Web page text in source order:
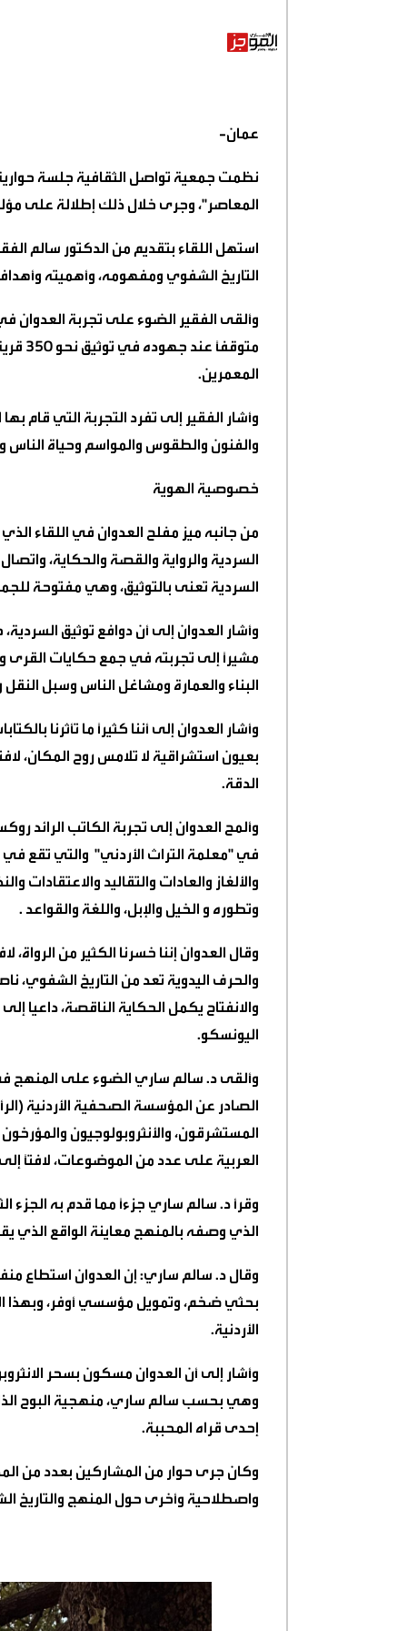
عمان-
نظمت جمعية تواصل الثقافية جلسة حوارية
المعاصر"، وجرى خلال ذلك إطلالة على
استهل اللقاء بتقديم من الدكتور سالم
التاريخ الشفوي ومفهومه، وأهميته
وألقى الفقير الضوء على تجربة العدوان في
المعمرين.
وأشار الفقير إلى تفرد التجربة التي قام
والفنون والطقوس والمواسم وحياة
خصوصية الهوية
من جانبه ميز مفلح العدوان في اللقاء
السردية والرواية والقصة والحكاية،
السردية تعنى بالتوثيق، وهي مفتوحة
وأشار العدوان إلى أن دوافع توثيق
مشيرًا إلى تجربته في جمع حكايات القرى
البناء والعمارة ومشاغل الناس وسبل
وأشار العدوان إلى أننا كثيرًا ما تأثرنا
بعيون استشراقية لا تلامس روح المكان،
الدقة.
وألمح العدوان إلى تجربة الكاتب الرائد
في "معلمة التراث الأردني" والتي تقع في
والألغاز والعادات والتقاليد والاعتقادات
وتطوره و الخيل والإبل، واللغة والقواعد .
وقال العدوان إننا خسرنا الكثير من الرواة،
والحرف اليدوية تعد من التاريخ الشفوي،
والانفتاح يكمل الحكاية الناقصة، داعيا
اليونسكو.
وألقى د. سالم ساري الضوء على المنهج
الصادر عن المؤسسة الصحفية الأردنية
المستشرقون، والأنثروبولوجيون
العربية على عدد من الموضوعات، لافتًا
وقرأ د. سالم ساري جزءًا مما قدم به الجزء
الذي وصفه بالمنهج معاينة الواقع الذي
وقال د. سالم ساري: إن العدوان استطاع
بحثي ضخم، وتمويل مؤسسي أوفر، وبهذا
الأردنية.
وأشار إلى أن العدوان مسكون بسحر
وهي بحسب سالم ساري، منهجية البوح
إحدى قراه المحببة.
وكان جرى حوار من المشاركين بعدد من
واصطلاحية وأخرى حول المنهج والتاريخ